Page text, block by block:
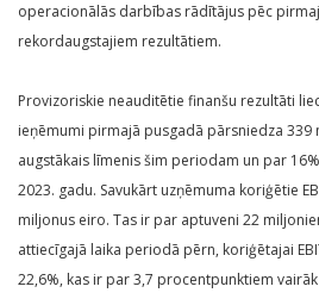
operacionālās darbības rādītājus pēc
rekordaugstajiem rezultātiem.
Provizoriskie neauditētie finanšu rezultāti
ieņēmumi pirmajā pusgadā pārsniedza 339
augstākais līmenis šim periodam un par
2023. gadu. Savukārt uzņēmuma koriģētie
miljonus eiro. Tas ir par aptuveni 22
attiecīgajā laika periodā pērn, koriģētajai
22,6%, kas ir par 3,7 procentpunktiem